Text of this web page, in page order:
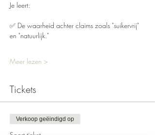
Je leert:
✅ De waarheid achter claims zoals "suikervrij"
en "natuurlijk."
Meer lezen >
Tickets
Verkoop geëindigd op